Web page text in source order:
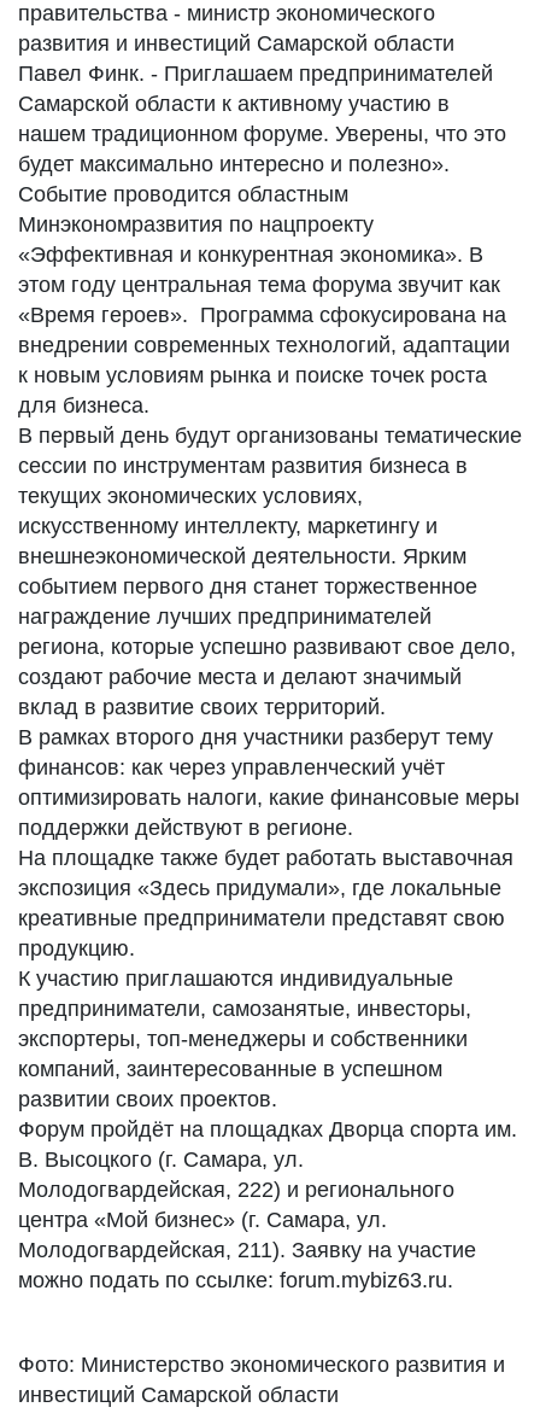
правительства - министр экономического
развития и инвестиций Самарской области
Павел Финк. - Приглашаем предпринимателей
Самарской области к активному участию в
нашем традиционном форуме. Уверены, что это
будет максимально интересно и полезно».
Событие проводится областным
Минэкономразвития по нацпроекту
«Эффективная и конкурентная экономика». В
этом году центральная тема форума звучит как
«Время героев». Программа сфокусирована на
внедрении современных технологий, адаптации
к новым условиям рынка и поиске точек роста
для бизнеса.
В первый день будут организованы тематические
сессии по инструментам развития бизнеса в
текущих экономических условиях,
искусственному интеллекту, маркетингу и
внешнеэкономической деятельности. Ярким
событием первого дня станет торжественное
награждение лучших предпринимателей
региона, которые успешно развивают свое дело,
создают рабочие места и делают значимый
вклад в развитие своих территорий.
В рамках второго дня участники разберут тему
финансов: как через управленческий учёт
оптимизировать налоги, какие финансовые меры
поддержки действуют в регионе.
На площадке также будет работать выставочная
экспозиция «Здесь придумали», где локальные
креативные предприниматели представят свою
продукцию.
К участию приглашаются индивидуальные
предприниматели, самозанятые, инвесторы,
экспортеры, топ-менеджеры и собственники
компаний, заинтересованные в успешном
развитии своих проектов.
Форум пройдёт на площадках Дворца спорта им.
В. Высоцкого (г. Самара, ул.
Молодогвардейская, 222) и регионального
центра «Мой бизнес» (г. Самара, ул.
Молодогвардейская, 211). Заявку на участие
можно подать по ссылке: forum.mybiz63.ru.
Фото: Министерство экономического развития и
инвестиций Самарской области